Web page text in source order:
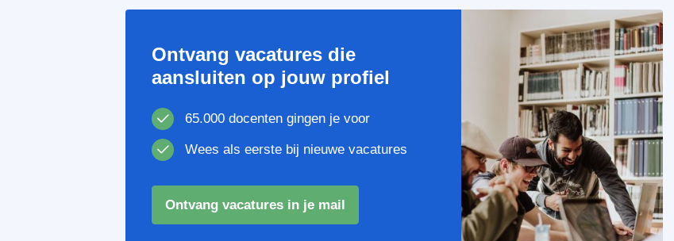
Ontvang vacatures die
aansluiten op jouw profiel
65.000 docenten gingen je voor
Wees als eerste bij nieuwe vacatures
Ontvang vacatures in je mail